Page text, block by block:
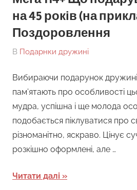
на 45 років (на
Поздоровлення
On
By
В Подарнки дружині
Вибираючи подарунок дружині
пам’ятають про особливості
мудра, успішна і ще молода
подобається піклуватися про
різноманітно, яскраво. Цінує
розкішно оформлені, але …
Читати далі